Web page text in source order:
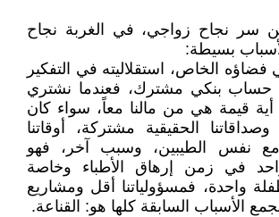
سر نجاح زواجي، في الغربة نجاح
بسيطة:
فضاؤه الخاص، استقلاليته في التفكير
حساب بنكي مشترك، فعندما نشتري
قيمة هي من مالنا معاً، سواء كان
الحقيقية مشتركة، أوقاتنا
مع نفس الطيبين، وسبب آخر، فهو
في زمن إرهاق الأطباء وخاصة
طفلة واحدة، فمسؤولياتنا أقل ومشاريع
الأسباب السابقة كلها هو: القناعة.